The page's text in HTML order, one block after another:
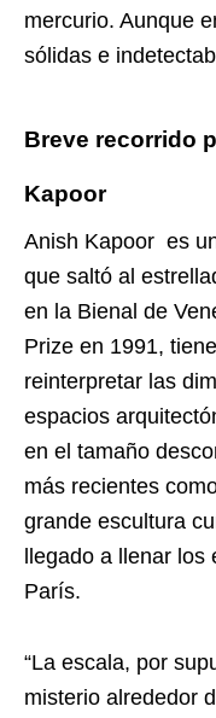
mercurio. Aunque
sólidas e
Breve recorrido
Kapoor
Anish Kapoor es
que saltó al
en la Bienal de
Prize en 1991,
reinterpretar las
espacios
en el tamaño
más recientes
grande escultura
llegado a llenar los
París.
“La escala, por
misterio alrededor